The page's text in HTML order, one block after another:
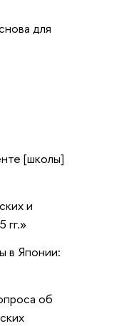
для
[школы]
и
гг.»
в Японии:
об